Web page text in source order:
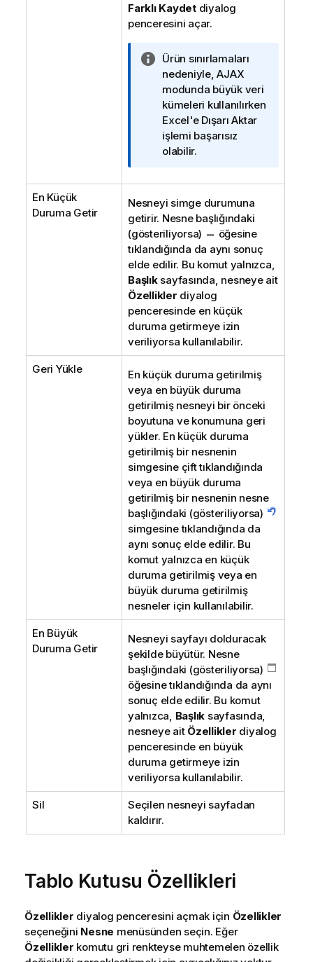
Farklı Kaydetdiyalog
penceresini açar.
B
i
l
g
i
n
o
u
Ürün sınırlamaları
nedeniyle, AJAX
modunda büyük veri
kümeleri kullanılırken
Excel'e Dışarı Aktar
işlemi başarısız
olabilir.
En Küçük
Duruma Getir
Nesneyi simge durumuna
getirir. Nesne başlığındaki
(gösteriliyorsa)
öğesine
tıklandığında da aynı sonuç
elde edilir. Bu komut yalnızca,
Başlıksayfasında, nesneye ait
Özellikler diyalog
penceresinde en küçük
duruma getirmeye izin
veriliyorsa kullanılabilir.
Geri Yükle
En küçük duruma getirilmiş
veya en büyük duruma
getirilmiş nesneyi bir önceki
boyutuna ve konumuna geri
yükler. En küçük duruma
getirilmiş bir nesnenin
simgesine çift tıklandığında
veya en büyük duruma
getirilmiş bir nesnenin nesne
başlığındaki (gösteriliyorsa)
simgesine tıklandığında da
aynı sonuç elde edilir. Bu
komut yalnızca en küçük
duruma getirilmiş veya en
büyük duruma getirilmiş
nesneler için kullanılabilir.
En Büyük
Duruma Getir
Nesneyi sayfayı dolduracak
şekilde büyütür. Nesne
başlığındaki (gösteriliyorsa)
öğesine tıklandığında da aynı
sonuç elde edilir. Bu komut
yalnızca, Başlık sayfasında,
nesneye ait Özellikler diyalog
penceresinde en büyük
duruma getirmeye izin
veriliyorsa kullanılabilir.
Sil
Seçilen nesneyi sayfadan
kaldırır.
Tablo Kutusu Özellikleri
Özellikler diyalog penceresini açmak için Özellikler
seçeneğini Nesne menüsünden seçin. Eğer
Özellikler komutu gri renkteyse muhtemelen özellik